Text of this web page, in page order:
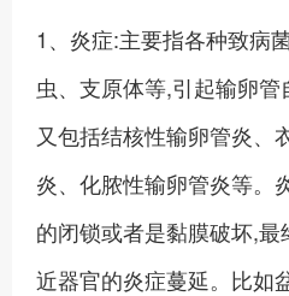
1、炎症:主要指各种致病
虫、支原体等,引起输卵
又包括结核性输卵管炎、
炎、化脓性输卵管炎等。
的闭锁或者是黏膜破坏,
近器官的炎症蔓延。比如